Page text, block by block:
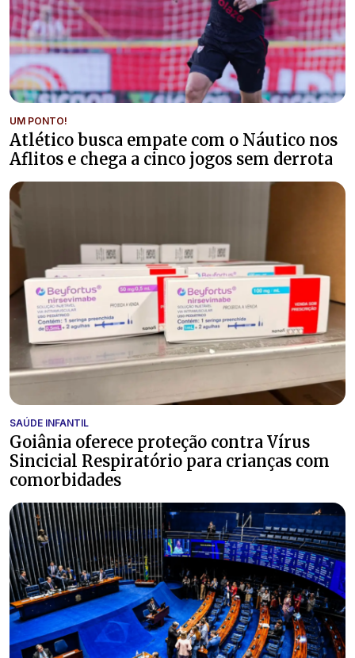
UM PONTO!
Atlético busca empate com o Náutico nos
Aflitos e chega a cinco jogos sem derrota
SAÚDE INFANTIL
Goiânia oferece proteção contra Vírus
Sincicial Respiratório para crianças com
comorbidades